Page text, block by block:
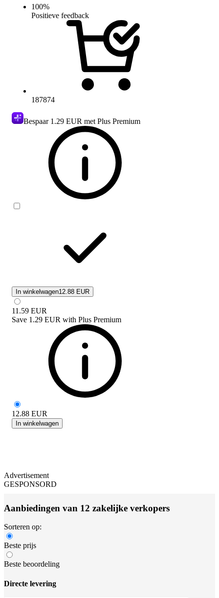
100%
Positieve feedback
187874
Bespaar 1.29 EUR met Plus Premium
In winkelwagen12.88 EUR
11.59 EUR
Save 1.29 EUR with Plus Premium
12.88 EUR
In winkelwagen
Advertisement
GESPONSORD
Aanbiedingen van 12 zakelijke verkopers
Sorteren op:
Beste prijs
Beste beoordeling
Directe levering